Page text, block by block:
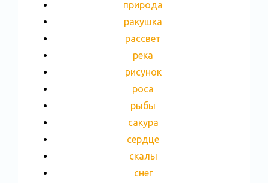
природа
ракушка
рассвет
река
рисунок
роса
рыбы
сакура
сердце
скалы
снег